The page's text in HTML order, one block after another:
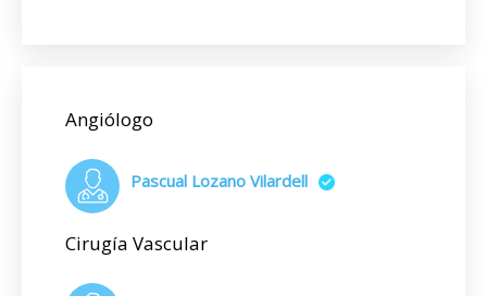
Angiólogo
Pascual Lozano Vilardell
Cirugía Vascular